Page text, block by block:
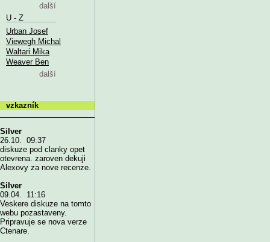
další
U - Z
Urban Josef
Viewegh Michal
Waltari Mika
Weaver Ben
další
vzkazník
Silver
26.10. 09:37
diskuze pod clanky opet
otevrena. zaroven dekuji
Alexovy za nove recenze.
Silver
09.04. 11:16
Veskere diskuze na tomto
webu pozastaveny.
Pripravuje se nova verze
Ctenare.